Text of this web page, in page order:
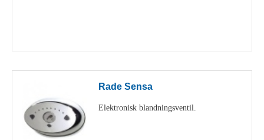
Rade Sensa
Elektronisk blandningsventil.